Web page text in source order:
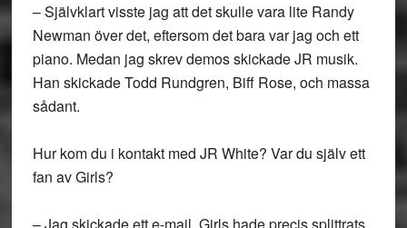
– Självklart visste jag att det skulle vara lite Randy
Newman över det, eftersom det bara var jag och ett
piano. Medan jag skrev demos skickade JR musik.
Han skickade Todd Rundgren, Biff Rose, och massa
sådant.
Hur kom du i kontakt med JR White? Var du själv ett
fan av Girls?